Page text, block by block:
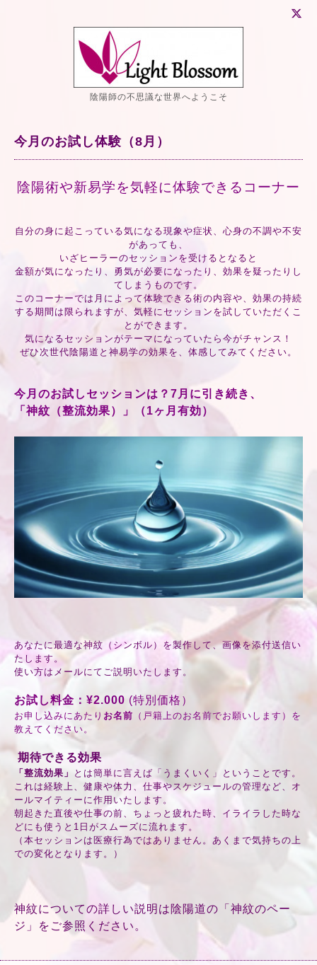
陰陽師の不思議な世界へようこそ
今月のお試し体験（8月）
陰陽術や新易学を気軽に体験できるコーナー
自分の身に起こっている気になる現象や症状、心身の不調や不安
があっても、
いざヒーラーのセッションを受けるとなると
金額が気になったり、勇気が必要になったり、効果を疑ったりし
てしまうものです。
このコーナーでは月によって体験できる術の内容や、効果の持続
する期間は限られますが、気軽にセッションを試していただくこ
とができます。
気になるセッションがテーマになっていたら今がチャンス！
ぜひ次世代陰陽道と神易学の効果を、体感してみてください。
今月のお試しセッションは？7月に引き続き、
「神紋（整流効果）」（1ヶ月有効）
あなたに最適な神紋（シンボル）を製作して、画像を添付送信い
たします。
使い方はメールにてご説明いたします。
お試し料金：¥2.000 (特別価格）
お申し込みにあたり お名前 （戸籍上のお名前でお願いします）を
教えてください。
期待できる効果
「整流効果」
とは簡単に言えば「うまくいく」ということです。
これは経験上、健康や体力、仕事やスケジュールの管理など、オ
ールマイティーに作用いたします。
朝起きた直後や仕事の前、ちょっと疲れた時、イライラした時な
どにも使うと1日がスムーズに流れます。
（本セッションは医療行為ではありません。あくまで気持ちの上
での変化となります。）
神紋についての詳しい説明は陰陽道の 「神紋のペー
ジ」
をご参照ください。